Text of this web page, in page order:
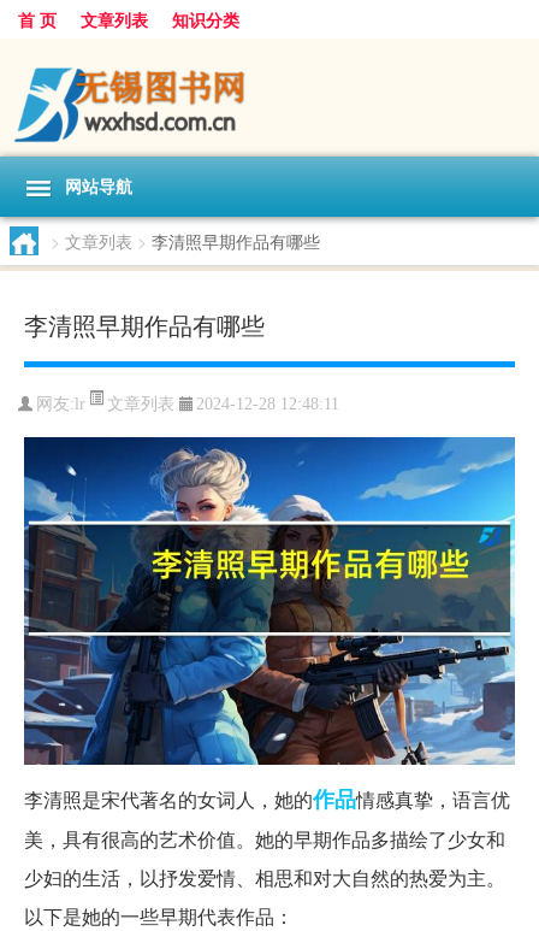
首 页 文章列表 知识分类
网站导航
> 文章列表 > 李清照早期作品有哪些
李清照早期作品有哪些
网友:lr 文章列表 2024-12-28 12:48:11
李清照是宋代著名的女词人，她的作品情感真挚，语言优
美，具有很高的艺术价值。她的早期作品多描绘了少女和
少妇的生活，以抒发爱情、相思和对大自然的热爱为主。
以下是她的一些早期代表作品：